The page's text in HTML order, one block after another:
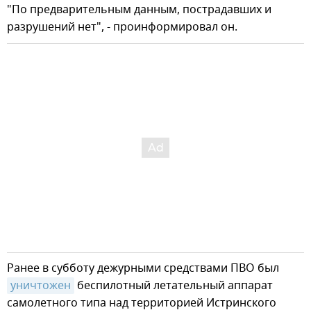
"По предварительным данным, пострадавших и
разрушений нет", - проинформировал он.
Ранее в субботу дежурными средствами ПВО был
уничтожен беспилотный летательный аппарат
самолетного типа над территорией Истринского